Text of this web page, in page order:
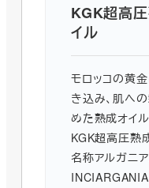
KGK超高
イル
モロッコの黄
き込み、肌へ
めた熟成オイ
KGK超高圧熟
名称アルガニ